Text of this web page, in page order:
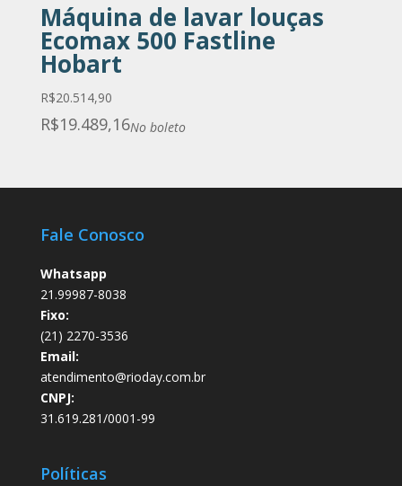
Máquina de lavar louças
Ecomax 500 Fastline
Hobart
R$20.514,90
R$19.489,16No boleto
Fale Conosco
Whatsapp
21.99987-8038
Fixo:
(21) 2270-3536
Email:
atendimento@rioday.com.br
CNPJ:
31.619.281/0001-99
Políticas